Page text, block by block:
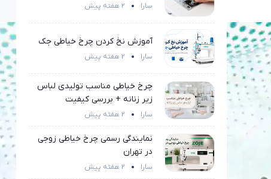
سارا 2 هفته پیش
آموزش نخ کردن چرخ خیاطی جک
سارا 2 هفته پیش
چرخ خیاطی مناسب تولیدی لباس
زیر زنانه + بررسی کیفیت
سارا 2 هفته پیش
نمایندگی رسمی چرخ خیاطی زوجی
در تهران
سارا 2 هفته پیش